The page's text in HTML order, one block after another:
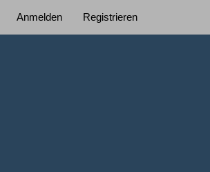
Anmelden Registrieren